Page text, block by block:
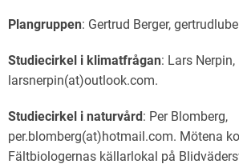
Plangruppen: Gertrud Berger,
Studiecirkel i klimatfrågan: Lars Nerpin,
larsnerpin(at)outlook.com.
Studiecirkel i naturvård: Per Blomberg,
per.blomberg(at)hotmail.com. Mötena
Fältbiologernas källarlokal på